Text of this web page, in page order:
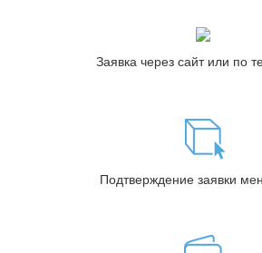
Заявка через сайт или по
Подтверждение заявки